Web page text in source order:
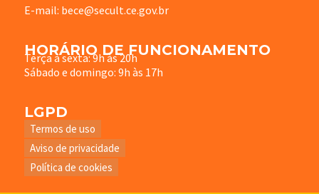
E-mail: bece@secult.ce.gov.br
HORÁRIO DE FUNCIONAMENTO
Terça à sexta: 9h às 20h
Sábado e domingo: 9h às 17h
LGPD
Termos de uso
Aviso de privacidade
Política de cookies